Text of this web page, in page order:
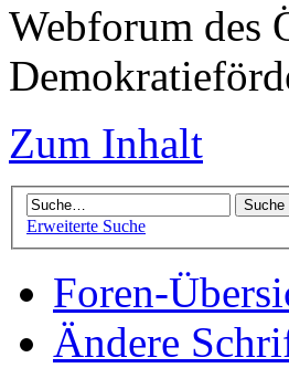
Webforum des
Zum Inhalt
Erweiterte Suche
Foren-
Ändere